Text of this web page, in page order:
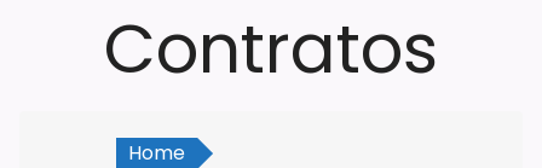
Contratos
Home